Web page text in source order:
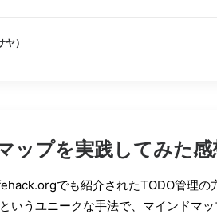
）
ップを実践してみた感
でも紹介されたTODO管理の
いうユニークな手法で、マインドマ